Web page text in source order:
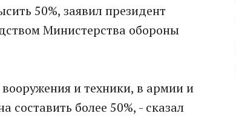
50%, заявил президент
Министерства обороны
и техники, в армии и
составить более 50%, - сказал